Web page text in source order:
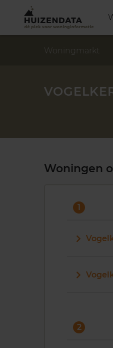
Woningmarkt
Woningen
1
2